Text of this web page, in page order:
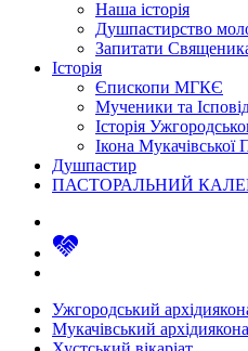
Наша історія
Душпастирство
Запитати
Історія
Єпископи МГКЄ
Мученики та
Історія
Ікона Мукачівської
Душпастир
ПАСТОРАЛЬНИЙ
Ужгородський
Мукачівський